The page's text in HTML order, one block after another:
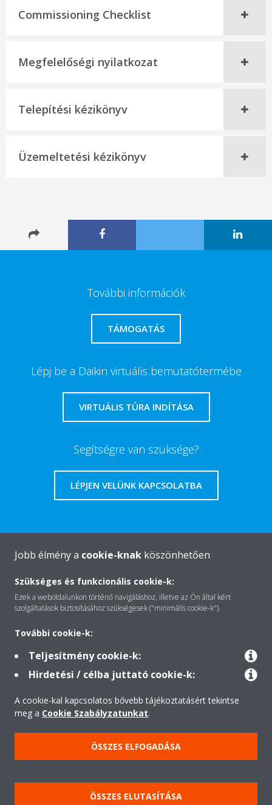
Commissioning Checklist
Megfelelőségi nyilatkozat
Telepítési kézikönyv
Üzemeltetési kézikönyv
További információk
TÁMOGATÁS
Lépj be a Daikin virtuális bemutatótermébe
VIRTUÁLIS TÚRA INDÍTÁSA
Segítségre van szüksége?
LÉPJEN VELÜNK KAPCSOLATBA
A Daikin-ról
Megoldások
Kapcsolat
Termékek
Minden jog fenntartva © Daikin
Jogi nyilatkozat
Cookie-süti- nyilatkozat
Adatvédelmi szabályzat
Etika
Kereskedelmi Feltételek Üzleti Ügyfeleknek
Jobb élmény a cookie-knak köszönhetően
Szükséges és funkcionális cookie-k:
Ezek a weboldalunkon történő navigáláshoz, illetve az Ön által kért
szolgáltatások biztosításához szükségesek ("minimális cookie-k").
További cookie-k:
Teljesítmény cookie-k:
Hirdetési / célba juttató cookie-k:
A cookie-kal kapcsolatos bővebb tájékoztatásért tekintse
meg a Cookie Szabályzatunkat.
ÖSSZES ELFOGADÁSA
ÖSSZES ELUTASÍTÁSA